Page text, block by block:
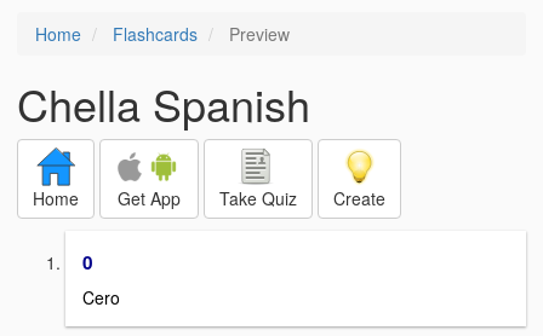
Home Flashcards Preview
Chella Spanish
Home Get App Take Quiz Create
0
Cero